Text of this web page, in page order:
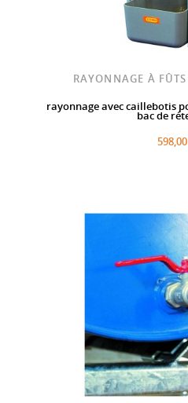
RAYONNAGE À
rayonnage avec caillebotis
bac de